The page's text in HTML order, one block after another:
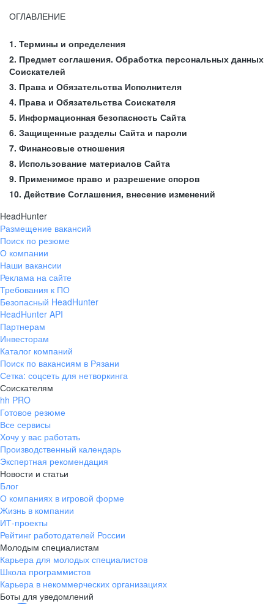
ОГЛАВЛЕНИЕ
1. Термины и определения
2. Предмет соглашения. Обработка персональных данных
Соискателей
3. Права и Обязательства Исполнителя
4. Права и Обязательства Соискателя
5. Информационная безопасность Сайта
6. Защищенные разделы Сайта и пароли
7. Финансовые отношения
8. Использование материалов Сайта
9. Применимое право и разрешение споров
10. Действие Соглашения, внесение изменений
HeadHunter
Размещение вакансий
Поиск по резюме
О компании
Наши вакансии
Реклама на сайте
Требования к ПО
Безопасный HeadHunter
HeadHunter API
Партнерам
Инвесторам
Каталог компаний
Поиск по вакансиям в Рязани
Сетка: соцсеть для нетворкинга
Соискателям
hh PRO
Готовое резюме
Все сервисы
Хочу у вас работать
Производственный календарь
Экспертная рекомендация
Новости и статьи
Блог
О компаниях в игровой форме
Жизнь в компании
ИТ-проекты
Рейтинг работодателей России
Молодым специалистам
Карьера для молодых специалистов
Школа программистов
Карьера в некоммерческих организациях
Боты для уведомлений